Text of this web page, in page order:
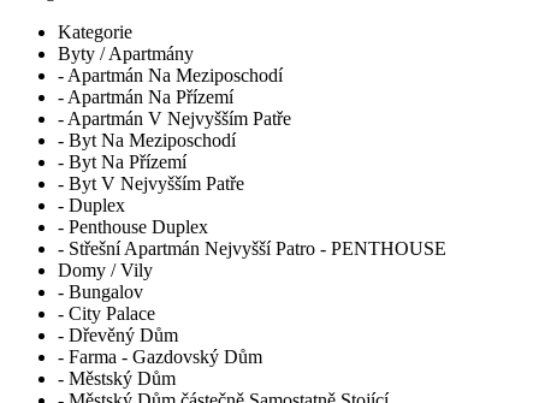
Kategorie
Byty / Apartmány
- Apartmán Na Meziposchodí
- Apartmán Na Přízemí
- Apartmán V Nejvyšším Patře
- Byt Na Meziposchodí
- Byt Na Přízemí
- Byt V Nejvyšším Patře
- Duplex
- Penthouse Duplex
- Střešní Apartmán Nejvyšší Patro - PENTHOUSE
Domy / Vily
- Bungalov
- City Palace
- Dřevěný Dům
- Farma - Gazdovský Dům
- Městský Dům